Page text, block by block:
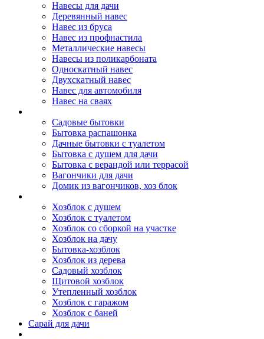
Навесы для дачи
Деревянный навес
Навес из бруса
Навес из профнастила
Металлические навесы
Навесы из поликарбоната
Односкатный навес
Двухскатный навес
Навес для автомобиля
Навес на сваях
Садовые бытовки
Бытовка распашонка
Дачные бытовки с туалетом
Бытовка с душем для дачи
Бытовка с верандой или террасой
Вагончики для дачи
Домик из вагончиков, хоз блок
Хозблок с душем
Хозблок с туалетом
Хозблок со сборкой на участке
Хозблок на дачу
Бытовка-хозблок
Хозблок из дерева
Садовый хозблок
Щитовой хозблок
Утепленный хозблок
Хозблок с гаражом
Хозблок с баней
Сарай для дачи